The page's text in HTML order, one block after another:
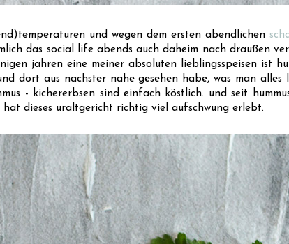
und wegen dem ersten abendlichen
das social life abends auch daheim nach draußen
jahren eine meiner absoluten lieblingsspeisen ist
dort aus nächster nähe gesehen habe, was man
- kichererbsen sind einfach köstlich. und seit
dieses uraltgericht richtig viel aufschwung erlebt.